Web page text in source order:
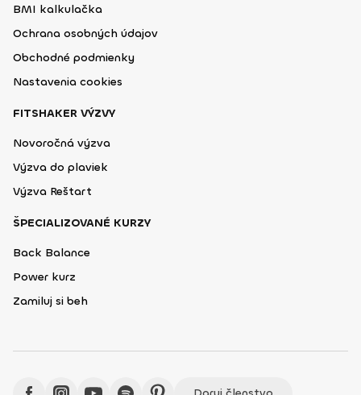
BMI kalkulačka
Ochrana osobných údajov
Obchodné podmienky
Nastavenia cookies
FITSHAKER VÝZVY
Novoročná výzva
Výzva do plaviek
Výzva Reštart
ŠPECIALIZOVANÉ KURZY
Back Balance
Power kurz
Zamiluj si beh